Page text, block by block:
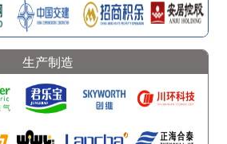
生产制造